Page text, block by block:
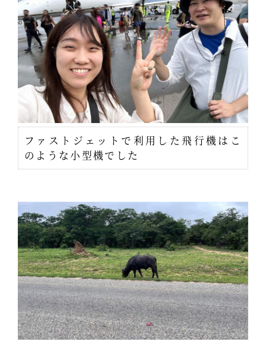
ファストジェットで利用した飛行機はこ
のような小型機でした